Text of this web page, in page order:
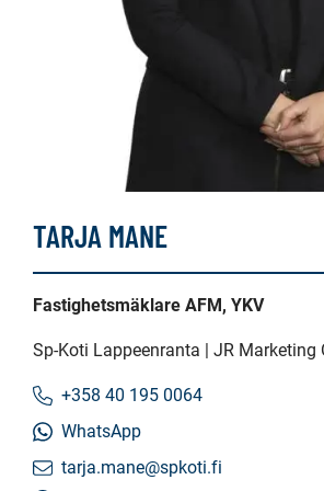
TARJA MANE
Fastighetsmäklare AFM, YKV
Sp-Koti Lappeenranta | JR Marketing
+358 40 195 0064
WhatsApp
tarja.mane@spkoti.fi